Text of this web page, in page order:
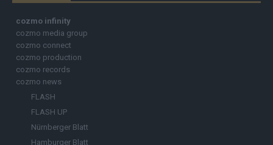
cozmo infinity
cozmo media group
cozmo connect
cozmo production
cozmo records
cozmo news
FLASH
FLASH UP
Nürnberger Blatt
Hamburger Blatt